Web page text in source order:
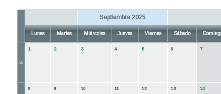
Septiembre 2025
Lunes Martes Miércoles Jueves Viernes Sábado
36
1 2 3 4 5 6 7
8 9 10 11 12 13 14